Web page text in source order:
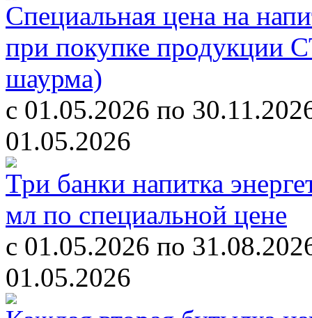
Специальная цена на
при покупке продукции
шаурма)
с 01.05.2026 по
01.05.2026
Три банки напитка
мл по специальной цене
с 01.05.2026 по
01.05.2026